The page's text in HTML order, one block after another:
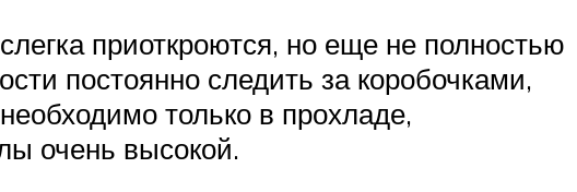
приоткроются, но еще не полностью
постоянно следить за коробочками,
только в прохладе,
очень высокой.